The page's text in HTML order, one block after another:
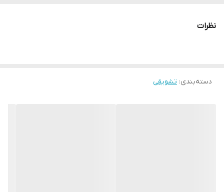
شود که درمان بهداشتی، ایمن و سرشار از تمام مواد مغذی است که
نظرات
دسته‌بندی: تشویقی